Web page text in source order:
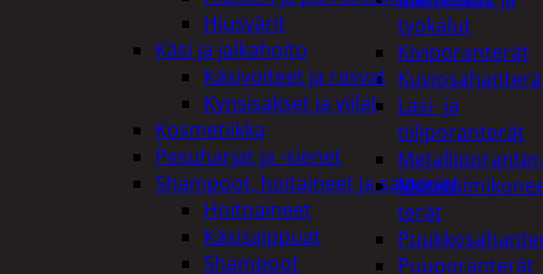
työkalut
Kiviporanterät
Kuviosahanterä
Lasi- ja
tiiliporanterät
terät
Puuporanterät
Hiusvärit
Käsi ja jalkahoito
Käsivoiteet ja rasvat
Kynsisakset ja viilat
Kosmetiikka
Pesuharjat ja -sienet
Shampoot, hoitaineet ja saippuat
Hoitoaineet
Käsisaippuat
Shampoot